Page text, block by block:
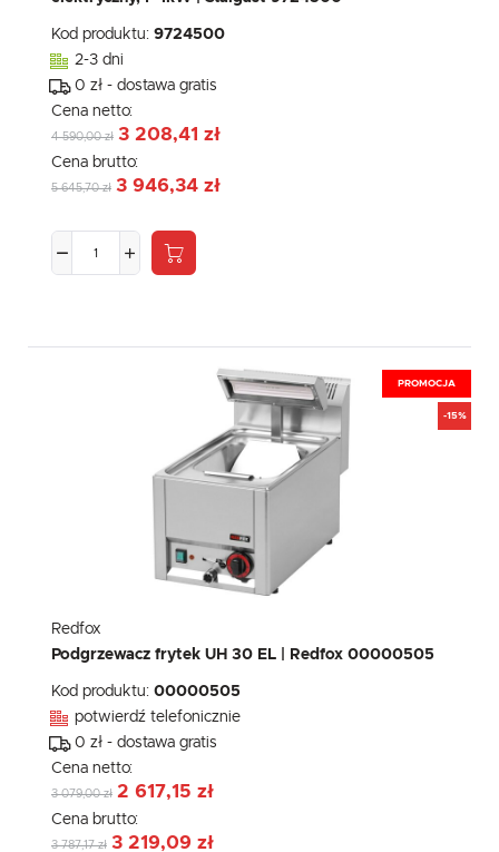
Kod produktu: 9724500
2-3 dni
0 zł - dostawa gratis
Cena netto:
4 590,00 zł 3 208,41 zł
Cena brutto:
5 645,70 zł 3 946,34 zł
PROMOCJA
-15%
Redfox
Podgrzewacz frytek UH 30 EL | Redfox 00000505
Kod produktu: 00000505
potwierdź telefonicznie
0 zł - dostawa gratis
Cena netto:
3 079,00 zł 2 617,15 zł
Cena brutto:
3 787,17 zł 3 219,09 zł